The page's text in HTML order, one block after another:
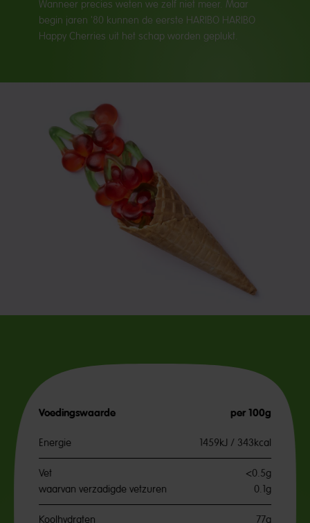
Wanneer precies weten we zelf niet meer. Maar
begin jaren '80 kunnen de eerste HARIBO HARIBO
Happy Cherries uit het schap worden geplukt.
Voedingswaarde per 100g
Energie 1459kJ / 343kcal
Vet
<0.5g
waarvan verzadigde vetzuren
0.1g
Koolhydraten
77g